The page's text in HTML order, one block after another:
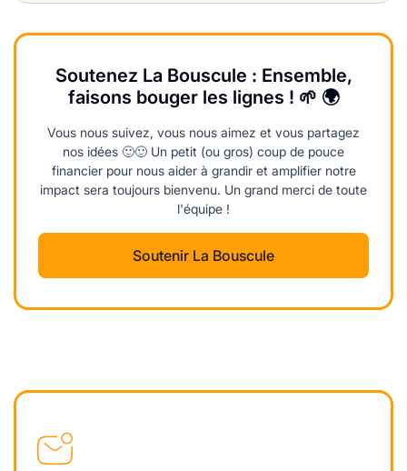
Soutenez La Bouscule : Ensemble,
faisons bouger les lignes ! 🌱 🌍
Vous nous suivez, vous nous aimez et vous partagez
nos idées 🙂🙂 Un petit (ou gros) coup de pouce
financier pour nous aider à grandir et amplifier notre
impact sera toujours bienvenu. Un grand merci de toute
l'équipe !
Soutenir La Bouscule